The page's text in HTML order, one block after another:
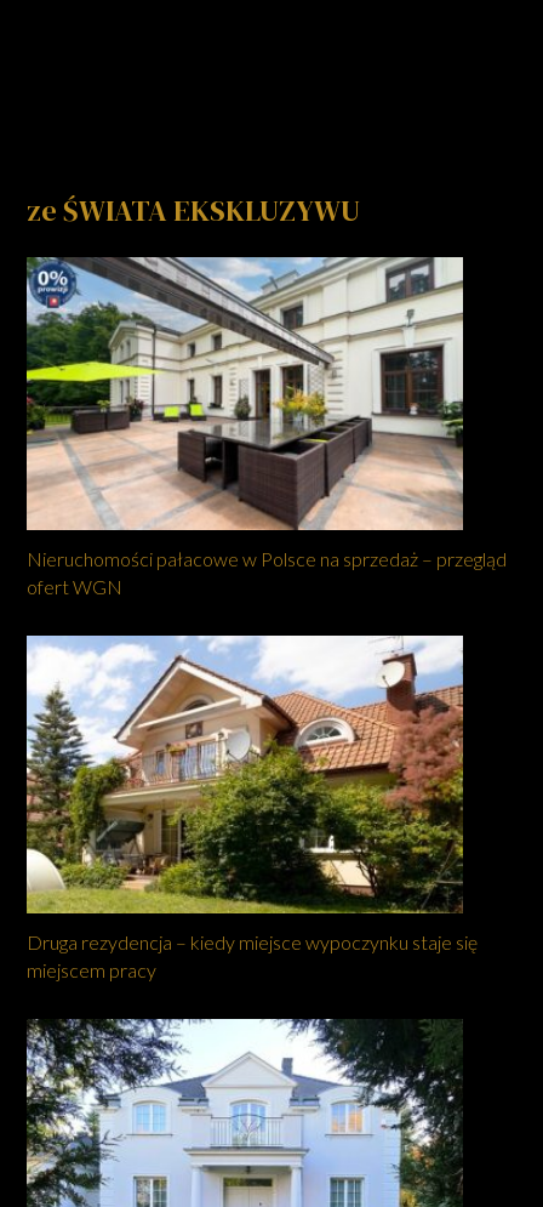
ze ŚWIATA EKSKLUZYWU
Nieruchomości pałacowe w Polsce na sprzedaż – przegląd
ofert WGN
Druga rezydencja – kiedy miejsce wypoczynku staje się
miejscem pracy